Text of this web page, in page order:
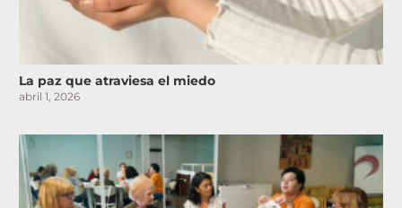
La paz que atraviesa el miedo
abril 1, 2026